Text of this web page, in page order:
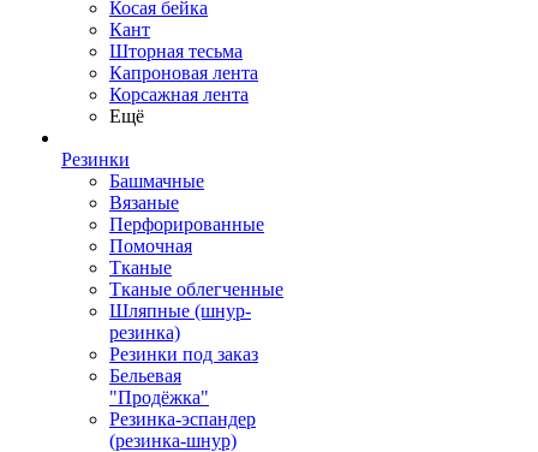
Косая бейка
Кант
Шторная тесьма
Капроновая лента
Корсажная лента
Ещё
Резинки
Башмачные
Вязаные
Перфорированные
Помочная
Тканые
Тканые облегченные
Шляпные (шнур-
резинка)
Резинки под заказ
Бельевая
"Продёжка"
Резинка-эспандер
(резинка-шнур)